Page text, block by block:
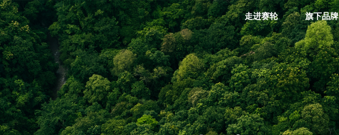
走进赛轮 旗下品牌